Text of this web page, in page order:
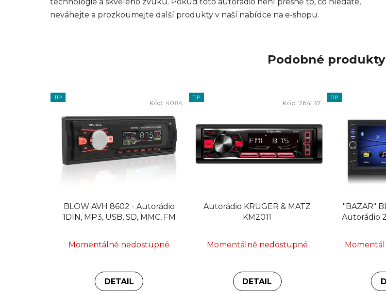
neváhejte a prozkoumejte další produkty v naší nabídce na e-shopu.
Podobné produkty
TIP
BLOW AVH 8602 - Autorádio
1DIN, MP3, USB, SD, MMC, FM
Momentálně nedostupné
DETAIL
Kód: 4084
TIP
Autorádio KRUGER & MATZ
KM2011
Momentálně nedostupné
DETAIL
Kód: 764137
TIP
"BAZAR"
Autorádio